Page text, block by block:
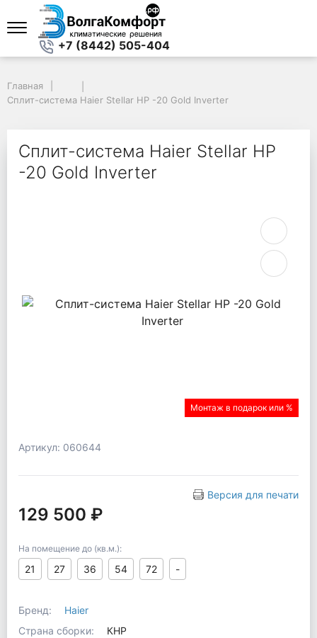
+7 (8442) 505-404
Сплит-система Haier Stellar HP -20 Gold Inverter
Главная
Сплит-система Haier Stellar HP -20 Gold Inverter
Сплит-система Haier Stellar HP
-20 Gold Inverter
Монтаж в подарок или %
Артикул: 060644
Версия для печати
129 500 ₽
На помещение до (кв.м.):
21 27 36 54 72 -
Бренд:
Haier
Страна сборки:
КНР